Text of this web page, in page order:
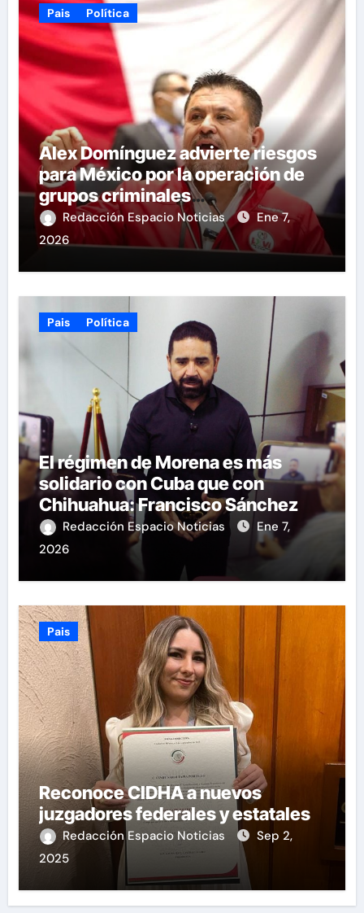
Pais Política
Alex Domínguez advierte riesgos
para México por la operación de
grupos criminales
transnacionales
Redacción Espacio Noticias
Ene 7,
2026
Pais Política
El régimen de Morena es más
solidario con Cuba que con
Chihuahua: Francisco Sánchez
Redacción Espacio Noticias
Ene 7,
2026
Pais
Reconoce CIDHA a nuevos
juzgadores federales y estatales
Redacción Espacio Noticias
Sep 2,
2025